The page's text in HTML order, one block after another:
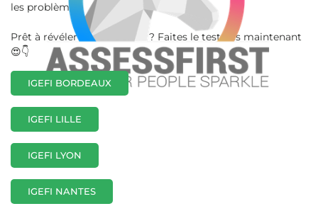
les problèmes
Prêt à révéler vos soft skills ? Faites le test dès maintenant
😍👇
IGEFI BORDEAUX
IGEFI LILLE
IGEFI LYON
IGEFI NANTES